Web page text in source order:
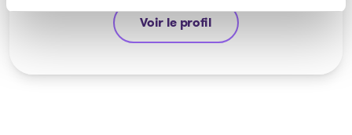
Voir le profil
Jean-François Cusson